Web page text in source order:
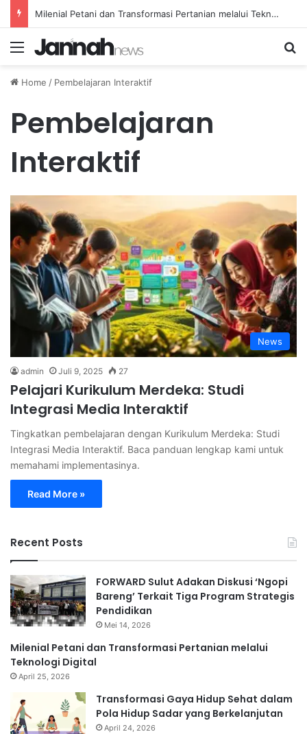
Milenial Petani dan Transformasi Pertanian melalui Teknologi Digital
Menu
Home / Pembelajaran Interaktif
Pembelajaran
Interaktif
News
admin Juli 9, 2025 27
Pelajari Kurikulum Merdeka: Studi
Integrasi Media Interaktif
Tingkatkan pembelajaran dengan Kurikulum Merdeka: Studi
Integrasi Media Interaktif. Baca panduan lengkap kami untuk
memahami implementasinya.
Read More »
Recent Posts
FORWARD Sulut Adakan Diskusi ‘Ngopi
Bareng’ Terkait Tiga Program Strategis
Pendidikan
Mei 14, 2026
Milenial Petani dan Transformasi Pertanian melalui
Teknologi Digital
April 25, 2026
Transformasi Gaya Hidup Sehat dalam
Pola Hidup Sadar yang Berkelanjutan
April 24, 2026